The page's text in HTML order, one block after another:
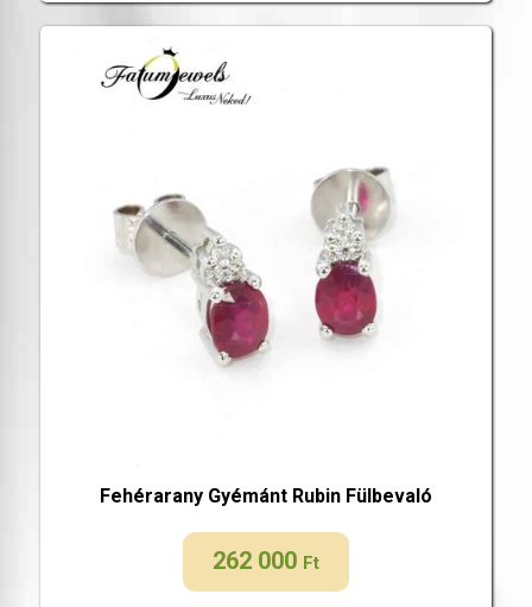
Fehérarany Gyémánt Rubin Fülbevaló
262 000 Ft